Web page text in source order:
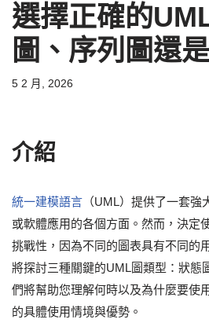
選擇正確的
圖、序列圖還
5 2 月, 2026
介紹
統一建模語言 （UML）提供了一套
或軟體應用的各個方面。然而，決定
挑戰性，因為不同的圖表具有不同的
將探討三種關鍵的UML圖類型：狀態
們將幫助您理解何時以及為什麼要使
的具體使用情境與優勢。